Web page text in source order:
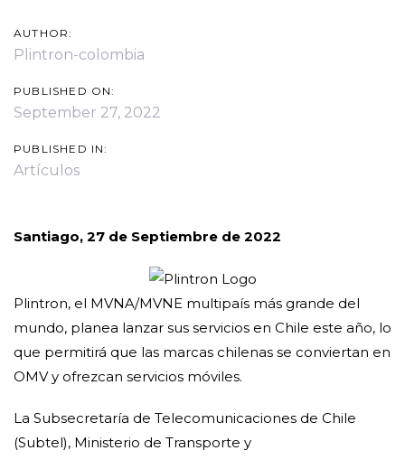
AUTHOR:
Plintron-colombia
PUBLISHED ON:
September 27, 2022
PUBLISHED IN:
Artículos
Santiago, 27 de Septiembre de 2022
Plintron, el MVNA/MVNE multipaís más grande del
mundo, planea lanzar sus servicios en Chile este año, lo
que permitirá que las marcas chilenas se conviertan en
OMV y ofrezcan servicios móviles.
La Subsecretaría de Telecomunicaciones de Chile
(Subtel), Ministerio de Transporte y